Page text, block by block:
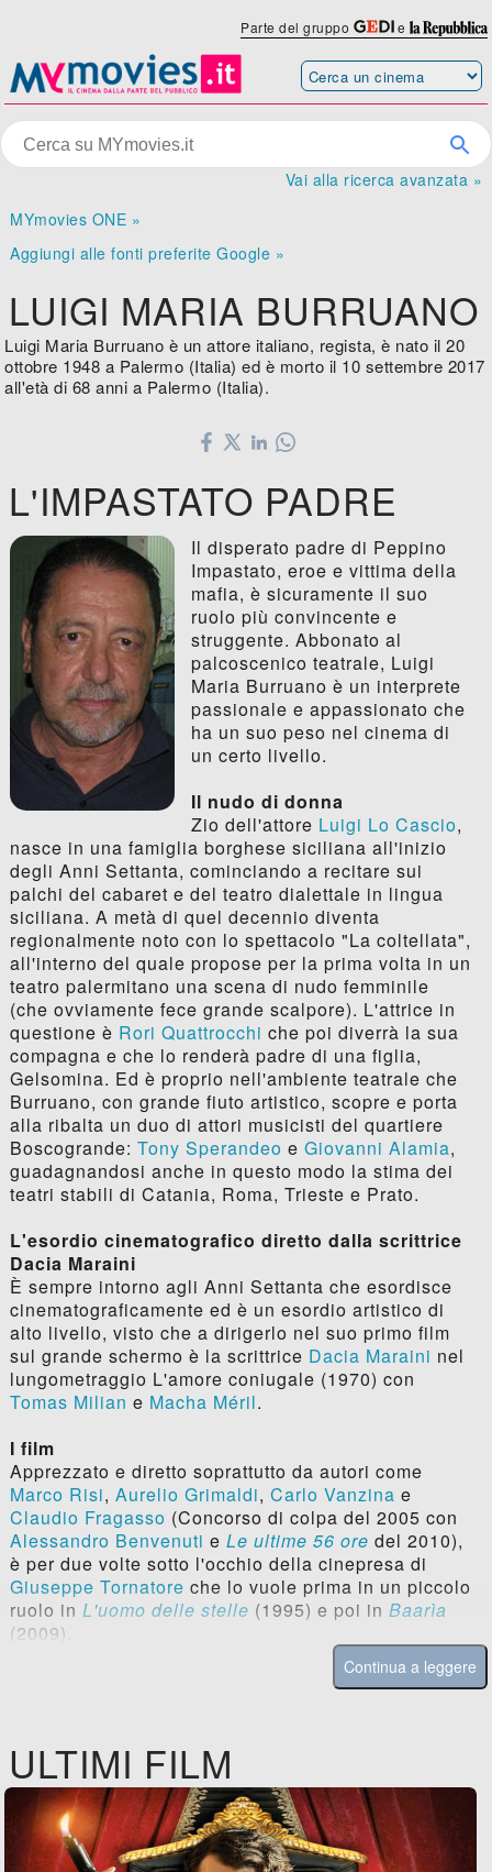
Parte del gruppo e
Vai alla ricerca avanzata »
MYmovies ONE »
Aggiungi alle fonti preferite Google »
LUIGI MARIA BURRUANO
Luigi Maria Burruano è un attore italiano, regista, è nato il 20
ottobre 1948 a Palermo (Italia) ed è morto il 10 settembre 2017
all'età di 68 anni a Palermo (Italia).
L'IMPASTATO PADRE
Il disperato padre di Peppino
Impastato, eroe e vittima della
mafia, è sicuramente il suo
ruolo più convincente e
struggente. Abbonato al
palcoscenico teatrale, Luigi
Maria Burruano è un interprete
passionale e appassionato che
ha un suo peso nel cinema di
un certo livello.
Il nudo di donna
Zio dell'attore Luigi Lo Cascio,
nasce in una famiglia borghese siciliana all'inizio
degli Anni Settanta, cominciando a recitare sui
palchi del cabaret e del teatro dialettale in lingua
siciliana. A metà di quel decennio diventa
regionalmente noto con lo spettacolo "La coltellata",
all'interno del quale propose per la prima volta in un
teatro palermitano una scena di nudo femminile
(che ovviamente fece grande scalpore). L'attrice in
questione è Rori Quattrocchi che poi diverrà la sua
compagna e che lo renderà padre di una figlia,
Gelsomina. Ed è proprio nell'ambiente teatrale che
Burruano, con grande fiuto artistico, scopre e porta
alla ribalta un duo di attori musicisti del quartiere
Boscogrande: Tony Sperandeo e Giovanni Alamia,
guadagnandosi anche in questo modo la stima dei
teatri stabili di Catania, Roma, Trieste e Prato.
L'esordio cinematografico diretto dalla scrittrice
Dacia Maraini
È sempre intorno agli Anni Settanta che esordisce
cinematograficamente ed è un esordio artistico di
alto livello, visto che a dirigerlo nel suo primo film
sul grande schermo è la scrittrice Dacia Maraini nel
lungometraggio L'amore coniugale (1970) con
Tomas Milian e Macha Méril.
I film
Apprezzato e diretto soprattutto da autori come
Marco Risi, Aurelio Grimaldi, Carlo Vanzina e
Claudio Fragasso (Concorso di colpa del 2005 con
Alessandro Benvenuti e Le ultime 56 ore del 2010),
è per due volte sotto l'occhio della cinepresa di
Giuseppe Tornatore che lo vuole prima in un piccolo
ruolo in L'uomo delle stelle (1995) e poi in Baarìa
(2009).
Continua a leggere
ULTIMI FILM